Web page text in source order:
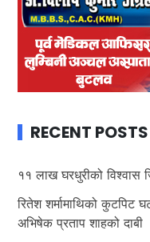
RECENT POSTS
११ लाख घरधुरीको विश्वास
रितेश शर्मामाथिको कुटपिट
अभिषेक प्रताप शाहको दाबी